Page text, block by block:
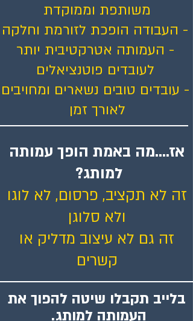
משותפת וממוקדת
- העבודה הופכת לזורמת וחלקה
- העמותה אטרקטיבית יותר
לעובדים פוטנציאלים
- עובדים טובים נשארים ומחויבים
לאורך זמן
אז....מה באמת הופך עמותה
למותג?
זה לא תקציב, פרסום, לא לוגו
ולא סלוגן
זה גם לא עיצוב מדליק או
קשרים
בלייב תקבלו שיטה להפוך את
העמותה למותג.